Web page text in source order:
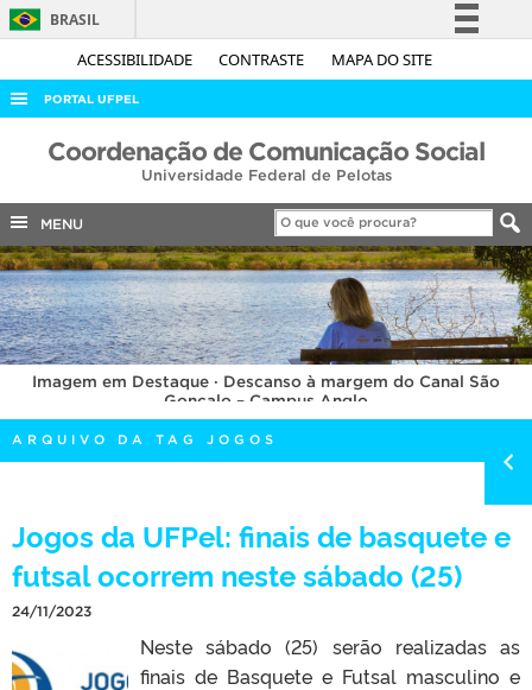
ACESSIBILIDADE CONTRASTE MAPA DO SITE
BRASIL
Simplifique!
Acesso à informação
Legislação
Canais
PORTAL UFPEL
ACESSO À INFORMAÇÃO
COBALTO
CONCURSOS
EDITAIS
INTERNACIONAL
OUVIDORIA
PORTARIAS
TELEFONES
Coordenação de Comunicação Social
Universidade Federal de Pelotas
MENU
Imagem em Destaque · Descanso à margem do Canal São
Gonçalo – Campus Anglo
ARQUIVO DA TAG JOGOS
Jogos da UFPel: finais de basquete e
futsal ocorrem neste sábado (25)
24/11/2023
Neste sábado (25) serão realizadas as
finais de Basquete e Futsal masculino e